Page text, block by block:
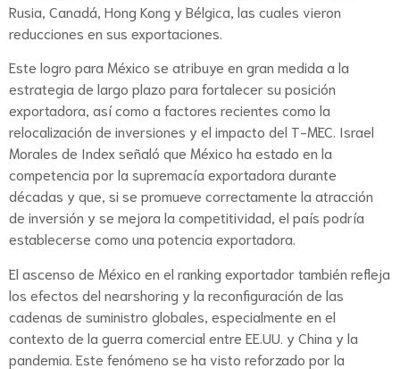
Rusia, Canadá, Hong Kong y Bélgica, las cuales vieron
reducciones en sus exportaciones.
Este logro para México se atribuye en gran medida a la
estrategia de largo plazo para fortalecer su posición
exportadora, así como a factores recientes como la
relocalización de inversiones y el impacto del T-MEC. Israel
Morales de Index señaló que México ha estado en la
competencia por la supremacía exportadora durante
décadas y que, si se promueve correctamente la atracción
de inversión y se mejora la competitividad, el país podría
establecerse como una potencia exportadora.
El ascenso de México en el ranking exportador también refleja
los efectos del nearshoring y la reconfiguración de las
cadenas de suministro globales, especialmente en el
contexto de la guerra comercial entre EE.UU. y China y la
pandemia. Este fenómeno se ha visto reforzado por la